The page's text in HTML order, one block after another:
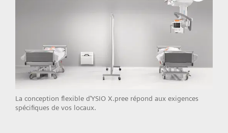
La conception flexible d’YSIO X.pree répond aux exigences
spécifiques de vos locaux.